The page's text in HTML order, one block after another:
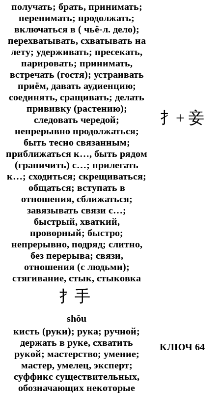
получать; брать, принимать;
перенимать; продолжать;
включаться в ( чьё-л. дело);
перехватывать, схватывать на
лету; удерживать; пресекать,
парировать; принимать,
встречать (гостя); устраивать
приём, давать аудиенцию;
соединять, сращивать; делать
прививку (растению);
следовать чередой;
непрерывно продолжаться;
быть тесно связанным;
приближаться к…, быть рядом
(граничить) с…; прилегать
к…; сходиться; скрещиваться;
общаться; вступать в
отношения, сближаться;
завязывать связи с…;
быстрый, хваткий,
проворный; быстро;
непрерывно, подряд; слитно,
без перерыва; связи,
отношения (с людьми);
стягивание, стык, стыковка
扌+ 妾
扌手
shǒu
кисть (руки); рука; ручной;
держать в руке, схватить
рукой; мастерство; умение;
мастер, умелец, эксперт;
суффикс существительных,
обозначающих некоторые
КЛЮЧ 64